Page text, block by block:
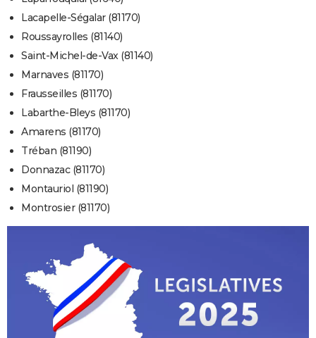
Lacapelle-Ségalar (81170)
Roussayrolles (81140)
Saint-Michel-de-Vax (81140)
Marnaves (81170)
Frausseilles (81170)
Labarthe-Bleys (81170)
Amarens (81170)
Tréban (81190)
Donnazac (81170)
Montauriol (81190)
Montrosier (81170)